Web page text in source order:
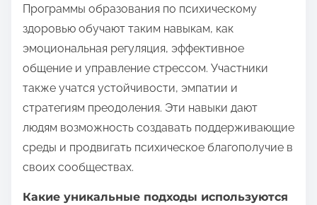
Программы образования по психическому
здоровью обучают таким навыкам, как
эмоциональная регуляция, эффективное
общение и управление стрессом. Участники
также учатся устойчивости, эмпатии и
стратегиям преодоления. Эти навыки дают
людям возможность создавать поддерживающие
среды и продвигать психическое благополучие в
своих сообществах.
Какие уникальные подходы используются